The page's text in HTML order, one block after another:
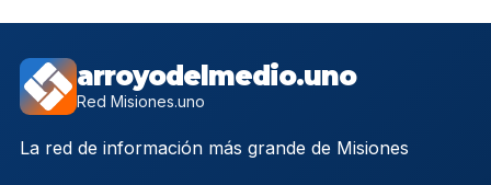
arroyodelmedio.uno
Red Misiones.uno
La red de información más grande de Misiones